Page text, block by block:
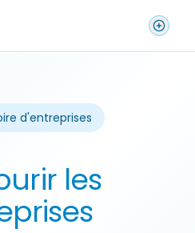
d'entreprises
les